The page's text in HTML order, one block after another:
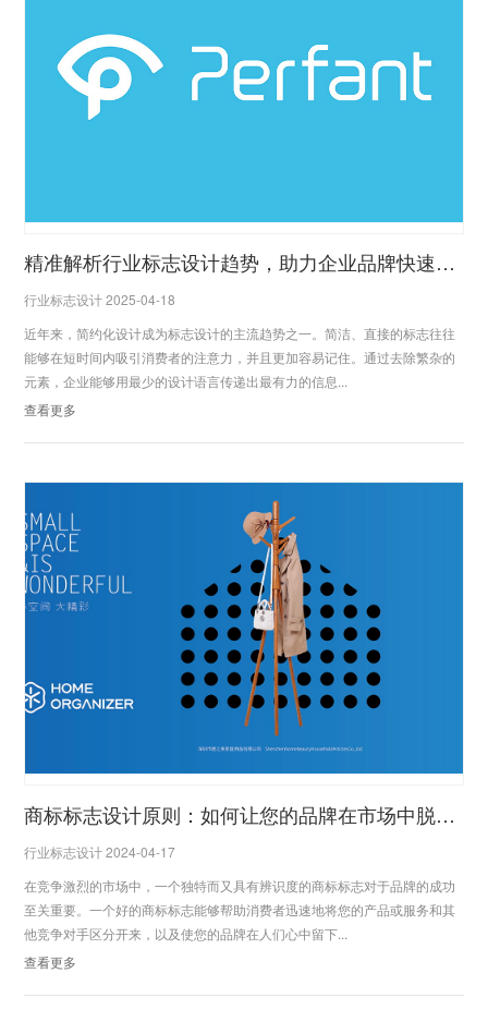
精准解析行业标志设计趋势，助力企业品牌快速成长
行业标志设计 2025-04-18
近年来，简约化设计成为标志设计的主流趋势之一。简洁、直接的标志往往
能够在短时间内吸引消费者的注意力，并且更加容易记住。通过去除繁杂的
元素，企业能够用最少的设计语言传递出最有力的信息...
查看更多
商标标志设计原则：如何让您的品牌在市场中脱颖而出？
行业标志设计 2024-04-17
在竞争激烈的市场中，一个独特而又具有辨识度的商标标志对于品牌的成功
至关重要。一个好的商标标志能够帮助消费者迅速地将您的产品或服务和其
他竞争对手区分开来，以及使您的品牌在人们心中留下...
查看更多